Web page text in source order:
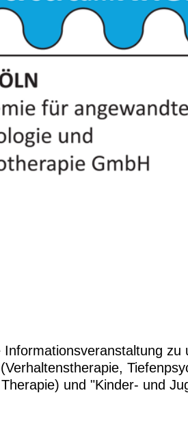
zu
und "Kinder- und